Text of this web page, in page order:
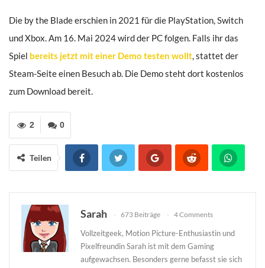
Die by the Blade erschien in 2021 für die PlayStation, Switch
und Xbox. Am 16. Mai 2024 wird der PC folgen. Falls ihr das
Spiel bereits jetzt mit einer Demo testen wollt, stattet der
Steam-Seite einen Besuch ab. Die Demo steht dort kostenlos
zum Download bereit.
0
2
Teilen
Sarah 673 Beiträge 4 Comments
Vollzeitgeek, Motion Picture-Enthusiastin und
Pixelfreundin Sarah ist mit dem Gaming
aufgewachsen. Besonders gerne befasst sie sich